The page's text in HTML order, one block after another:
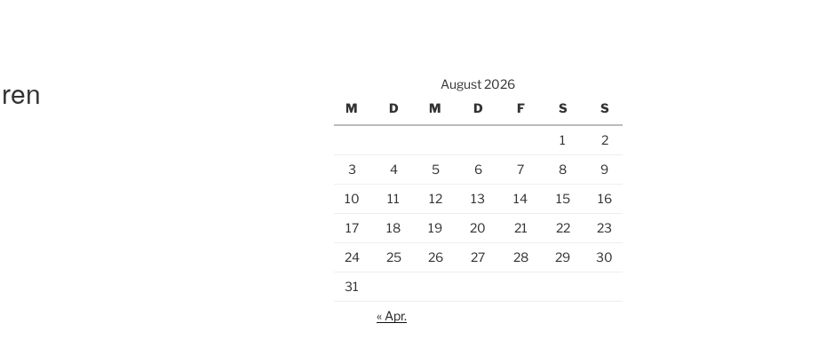
August 2026
M
D M D F S S
1
2
3
4 5 6 7 8
9
10
11 12 13 14 15
16
17
18 19 20 21 22
23
24
25 26 27 28 29
30
31
« Apr.